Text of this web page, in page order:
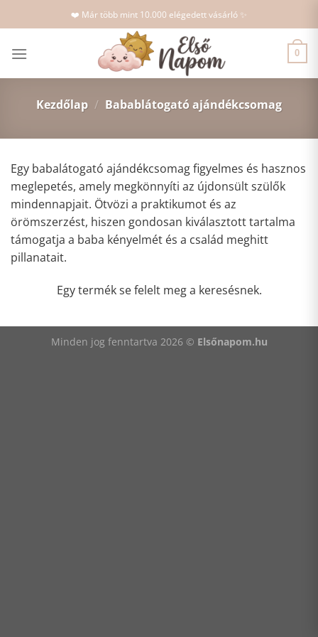
to
❤️ Már több mint 10.000 elégedett vásárló ✨
0
Kezdőlap / Babablátogató ajándékcsomag
Egy babalátogató ajándékcsomag figyelmes és hasznos
meglepetés, amely megkönnyíti az újdonsült szülők
mindennapjait. Ötvözi a praktikumot és az
örömszerzést, hiszen gondosan kiválasztott tartalma
támogatja a baba kényelmét és a család meghitt
pillanatait.
Egy termék se felelt meg a keresésnek.
Minden jog fenntartva 2026 © Elsőnapom.hu